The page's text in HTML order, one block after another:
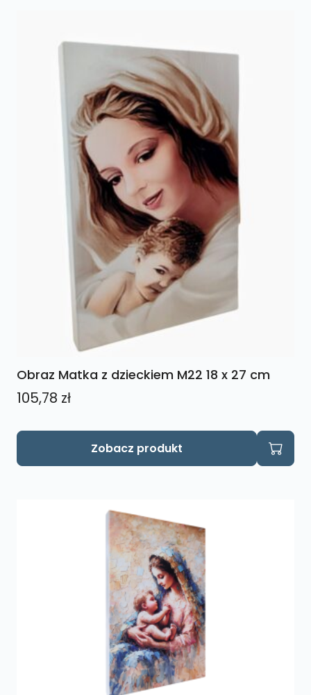
Obraz Matka z dzieckiem M22 18 x 27 cm
105,78 zł
Zobacz produkt